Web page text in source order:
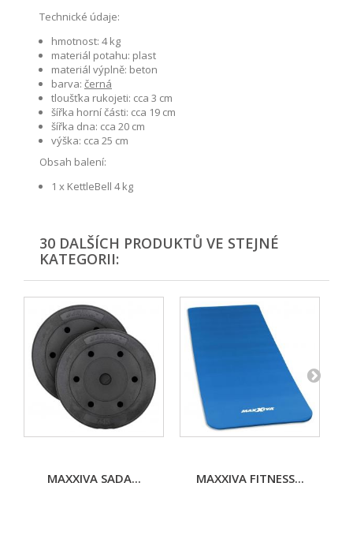
Technické údaje:
hmotnost: 4 kg
materiál potahu: plast
materiál výplně: beton
barva: černá
tloušťka rukojeti: cca 3 cm
šířka horní části: cca 19 cm
šířka dna: cca 20 cm
výška: cca 25 cm
Obsah balení:
1 x KettleBell 4 kg
30 DALŠÍCH PRODUKTŮ VE STEJNÉ
KATEGORII:
MAXXIVA SADA... MAXXIVA FITNESS...